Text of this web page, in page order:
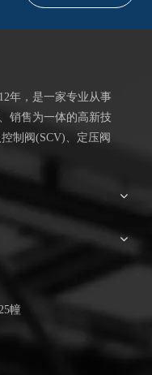
年，是一家专业从事
销售为一体的高新技
制阀(SCV)、定压阀
幢